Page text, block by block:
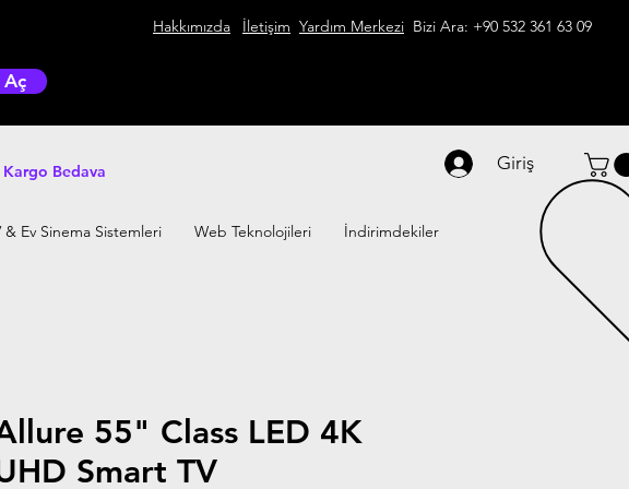
Hakkımızda İletişim Yardım Merkezi Bizi Ara: +90 532 361 63 09
Kargo Bedava Giriş
& Ev Sinema Sistemleri Web Teknolojileri İndirimdekiler
55" Class LED 4K
Smart TV